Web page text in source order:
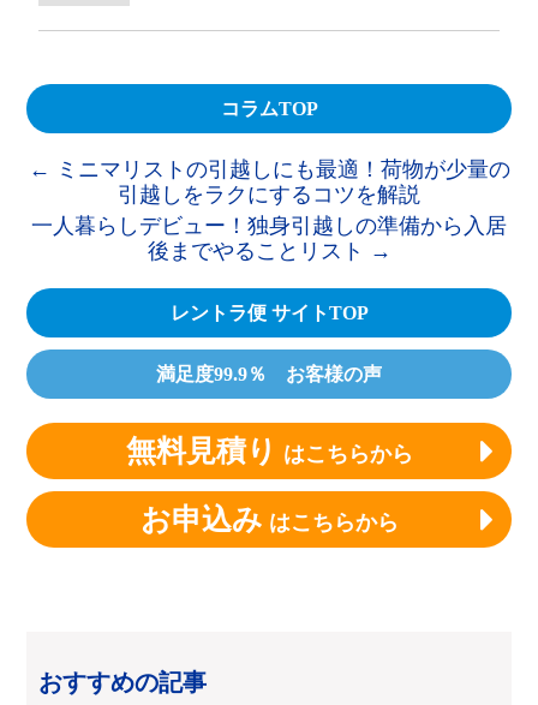
コラムTOP
← ミニマリストの引越しにも最適！荷物が少量の
引越しをラクにするコツを解説
一人暮らしデビュー！独身引越しの準備から入居
後までやることリスト →
レントラ便 サイトTOP
満足度99.9％ お客様の声
無料見積り はこちらから
お申込み はこちらから
おすすめの記事